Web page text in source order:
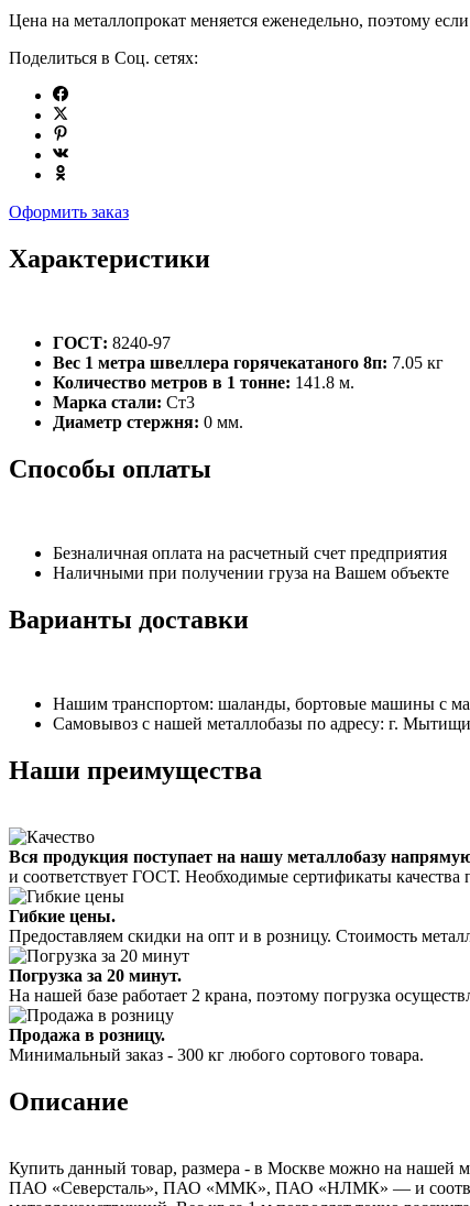
Цена на металлопрокат меняется еженедельно, поэтому
Поделиться в Соц. сетях:
Оформить заказ
Характеристики
ГОСТ: 8240-97
Вес 1 метра швеллера горячекатаного 8п: 7.05 кг
Количество метров в 1 тонне: 141.8 м.
Марка стали: Ст3
Диаметр стержня: 0 мм.
Способы оплаты
Безналичная оплата на расчетный счет предприятия
Наличными при получении груза на Вашем объекте
Варианты доставки
Нашим транспортом: шаланды, бортовые машины с
Самовывоз с нашей металлобазы по адресу: г.
Наши преимущества
Вся продукция поступает на нашу металлобазу
и соответствует ГОСТ. Необходимые сертификаты качества
Гибкие цены.
Предоставляем скидки на опт и в розницу. Стоимость
Погрузка за 20 минут.
На нашей базе работает 2 крана, поэтому погрузка
Продажа в розницу.
Минимальный заказ - 300 кг любого сортового товара.
Описание
Купить данный товар, размера - в Москве можно на нашей
ПАО «Северсталь», ПАО «ММК», ПАО «НЛМК» — и